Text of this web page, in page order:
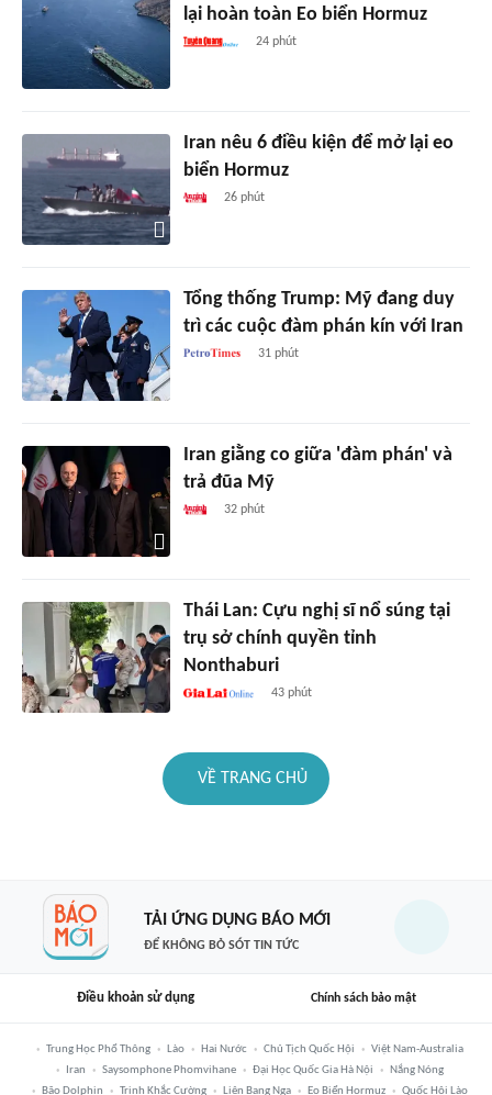
lại hoàn toàn Eo biển Hormuz
24 phút
Iran nêu 6 điều kiện để mở lại eo
biển Hormuz
26 phút
Tổng thống Trump: Mỹ đang duy
trì các cuộc đàm phán kín với Iran
31 phút
Iran giằng co giữa 'đàm phán' và
trả đũa Mỹ
32 phút
Thái Lan: Cựu nghị sĩ nổ súng tại
trụ sở chính quyền tỉnh
Nonthaburi
43 phút
VỀ TRANG CHỦ
TẢI ỨNG DỤNG BÁO MỚI
ĐỂ KHÔNG BỎ SÓT TIN TỨC
Điều khoản sử dụng Chính sách bảo mật
Trung Học Phổ Thông Lào Hai Nước Chủ Tịch Quốc Hội
Việt Nam-Australia
Iran
Saysomphone Phomvihane Đại Học Quốc Gia Hà Nội
Nắng Nóng
Bão Dolphin
Trịnh Khắc Cường Liên Bang Nga Eo Biển Hormuz Quốc Hội Lào